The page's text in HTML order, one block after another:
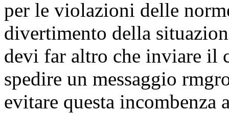
per le violazioni delle
divertimento della
devi far altro che inviare il
spedire un messaggio
evitare questa incombenza